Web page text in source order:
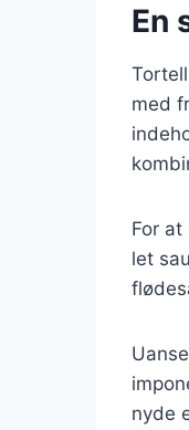
En
med
For
let
nyde